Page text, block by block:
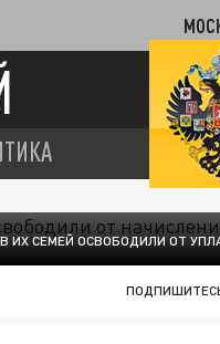
ИХ СЕМЕЙ ОСВОБОДИЛИ ОТ